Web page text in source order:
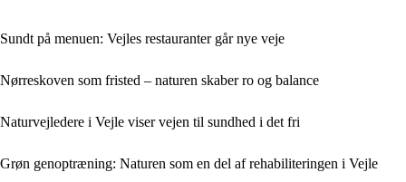
Sundt på menuen: Vejles restauranter går nye veje
Nørreskoven som fristed – naturen skaber ro og balance
Naturvejledere i Vejle viser vejen til sundhed i det fri
Grøn genoptræning: Naturen som en del af rehabiliteringen i Vejle